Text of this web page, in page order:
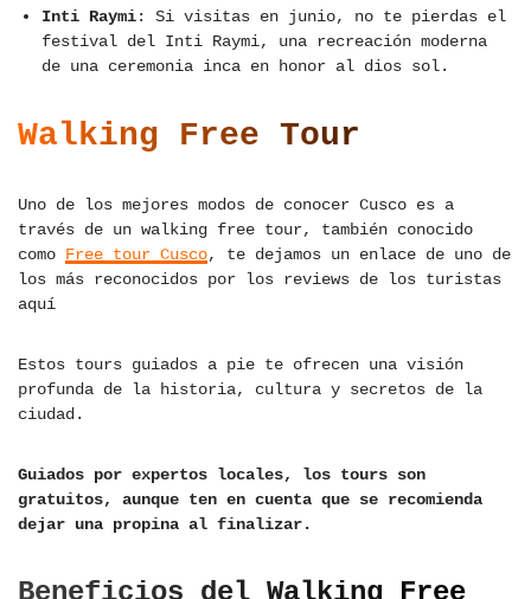
Inti Raymi: Si visitas en junio, no te pierdas el
festival del Inti Raymi, una recreación moderna
de una ceremonia inca en honor al dios sol.
Walking Free Tour
Uno de los mejores modos de conocer Cusco es a
través de un walking free tour, también conocido
como Free tour Cusco, te dejamos un enlace de uno de
los más reconocidos por los reviews de los turistas
aquí
Estos tours guiados a pie te ofrecen una visión
profunda de la historia, cultura y secretos de la
ciudad.
Guiados por expertos locales, los tours son
gratuitos, aunque ten en cuenta que se recomienda
dejar una propina al finalizar.